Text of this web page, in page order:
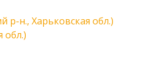
р-н., Харьковская обл.)
обл.)